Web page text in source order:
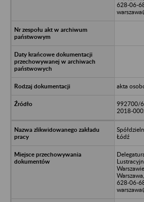
628-06-
akta
992700/
2018-
Łódź
628-06-